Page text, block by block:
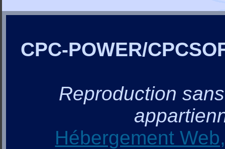
CPC-POWER/
Reproduction
Hébergement